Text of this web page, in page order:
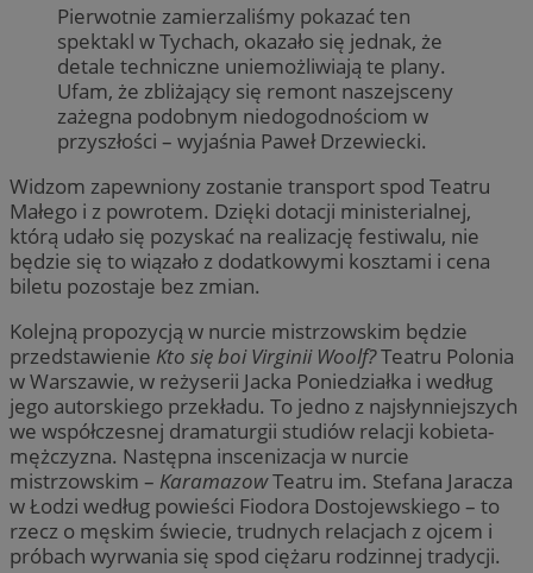
Pierwotnie zamierzaliśmy pokazać ten
spektakl w Tychach, okazało się jednak, że
detale techniczne uniemożliwiają te plany.
Ufam, że zbliżający się remont naszejsceny
zażegna podobnym niedogodnościom w
przyszłości – wyjaśnia Paweł Drzewiecki.
Widzom zapewniony zostanie transport spod Teatru
Małego i z powrotem. Dzięki dotacji ministerialnej,
którą udało się pozyskać na realizację festiwalu, nie
będzie się to wiązało z dodatkowymi kosztami i cena
biletu pozostaje bez zmian.
Kolejną propozycją w nurcie mistrzowskim będzie
przedstawienie Kto się boi Virginii Woolf?Teatru Polonia
w Warszawie, w reżyserii Jacka Poniedziałka i według
jego autorskiego przekładu. To jedno z najsłynniejszych
we współczesnej dramaturgii studiów relacji kobieta-
mężczyzna. Następna inscenizacja w nurcie
mistrzowskim – KaramazowTeatru im. Stefana Jaracza
w Łodzi według powieści Fiodora Dostojewskiego – to
rzecz o męskim świecie, trudnych relacjach z ojcem i
próbach wyrwania się spod ciężaru rodzinnej tradycji.